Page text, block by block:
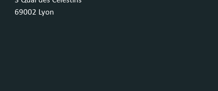
69002 Lyon